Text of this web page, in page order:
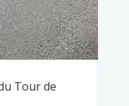
Tour de